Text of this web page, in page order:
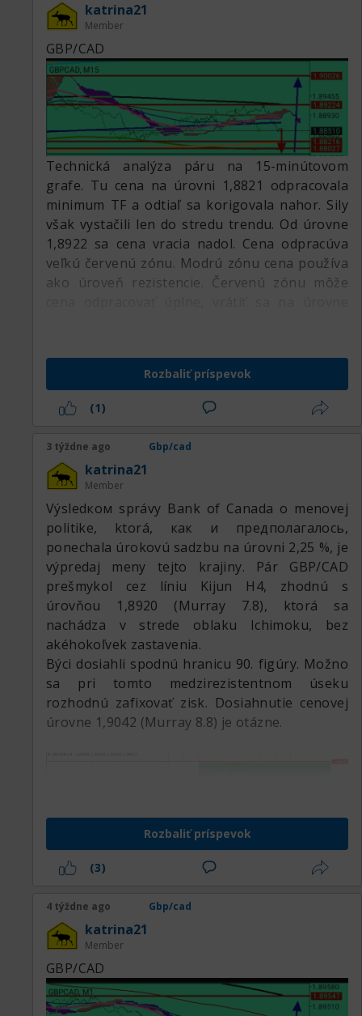
katrina21
Member
GBP/CAD
Technická analýza páru na 15-minútovom
grafe. Tu cena na úrovni 1,8821 odpracovala
minimum TF a odtiaľ sa korigovala nahor. Sily
však vystačili len do stredu trendu. Od úrovne
1,8922 sa cena vracia nadol. Cena odpracúva
veľkú červenú zónu. Modrú zónu cena používa
ako úroveň rezistencie. Červenú zónu môže
Rozbaliť príspevok
(1)
3 týždne ago Gbp/cad
katrina21
Member
Výsledком správy Bank of Canada o menovej
politike, ktorá, как и предполагалось,
ponechala úrokovú sadzbu na úrovni 2,25 %, je
výpredaj meny tejto krajiny. Pár GBP/CAD
prešmykol cez líniu Kijun H4, zhodnú s
úrovňou 1,8920 (Murray 7.8), ktorá sa
nachádza v strede oblaku Ichimoku, bez
akéhokoľvek zastavenia.
Býci dosiahli spodnú hranicu 90. figúry. Možno
sa pri tomto medzirezistentnom úseku
rozhodnú zafixovať zisk. Dosiahnutie cenovej
úrovne 1,9042 (Murray 8.8) je otázne.
Rozbaliť príspevok
(3)
4 týždne ago Gbp/cad
katrina21
Member
GBP/CAD